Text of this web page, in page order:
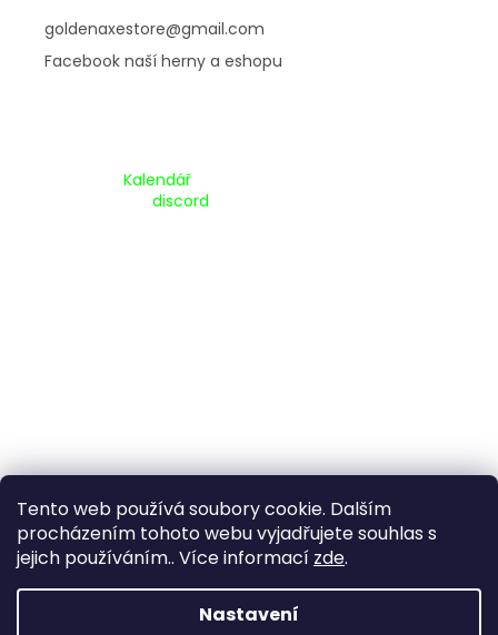
Tento web používá soubory cookie. Dalším
procházením tohoto webu vyjadřujete souhlas s
jejich používáním.. Více informací zde.
Nastavení
goldenaxestore@gmail.com
Facebook naší herny a eshopu
Kalendář
discord
Vytvořil Shoptet